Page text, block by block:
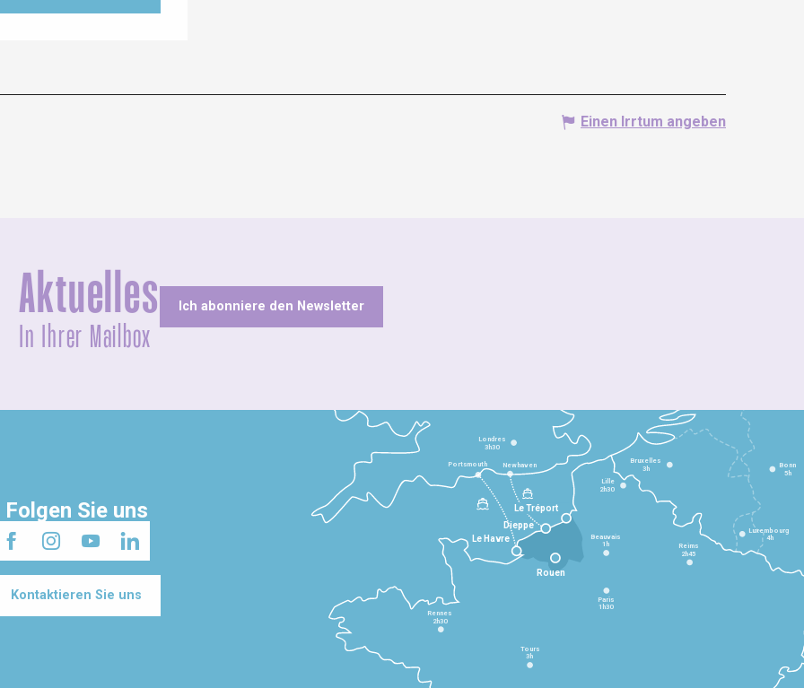
Einen Irrtum angeben
Aktuelles
In Ihrer Mailbox
Ich abonniere den Newsletter
Folgen Sie uns
Kontaktieren Sie uns
Le Havre
Dieppe
Le Tréport
Rennes
2h30
Tours
3h
Paris
1h30
Beauvais
1h Reims
2h45
Lille
2h30
Bruxelles
3h
Londres
3h30
Newhaven
Portsmouth Bonn
5h
Luxembourg
4h
Rouen